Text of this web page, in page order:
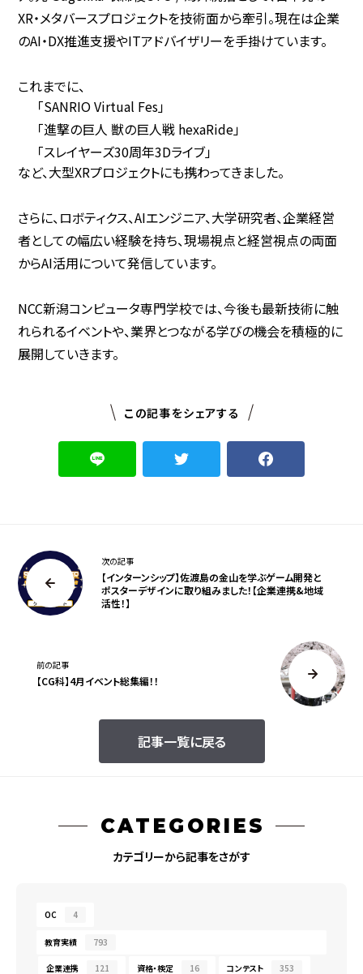
XR・メタバースプロジェクトを技術面から牽引。現在は企業
のAI・DX推進支援やITアドバイザリーを手掛けています。
これまでに、
「SANRIO Virtual Fes」
「進撃の巨人 獣の巨人戦 hexaRide」
「スレイヤーズ30周年3Dライブ」
など、大型XRプロジェクトにも携わってきました。
さらに、ロボティクス、AIエンジニア、大学研究者、企業経営
者としての幅広い経験を持ち、現場視点と経営視点の両面
からAI活用について発信しています。
NCC新潟コンピュータ専門学校では、今後も最新技術に触
れられるイベントや、業界とつながる学びの機会を積極的に
展開していきます。
この記事をシェアする
次の記事
【インターンシップ】佐渡島の金山を学ぶゲーム開発と
ポスターデザインに取り組みました！【企業連携&地域
活性！】
記事一覧に戻る
前の記事
【CG科】4月イベント総集編！！
CATEGORIES
カテゴリーから記事をさがす
OC 4
教育実績 793
企業連携 121 資格・検定 16 コンテスト 353